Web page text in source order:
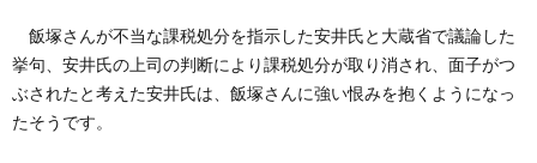
飯塚さんが不当な課税処分を指示した安井氏と大蔵省で議論した
挙句、安井氏の上司の判断により課税処分が取り消され、面子がつ
ぶされたと考えた安井氏は、飯塚さんに強い恨みを抱くようになっ
たそうです。